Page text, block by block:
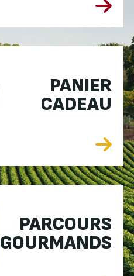
PANIER
CADEAU
PARCOURS
GOURMANDS